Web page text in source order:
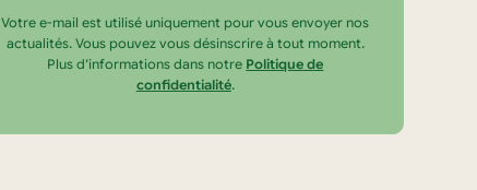
Votre e-mail est utilisé uniquement pour vous envoyer nos
actualités. Vous pouvez vous désinscrire à tout moment.
Plus d’informations dans notre Politique de
confidentialité.